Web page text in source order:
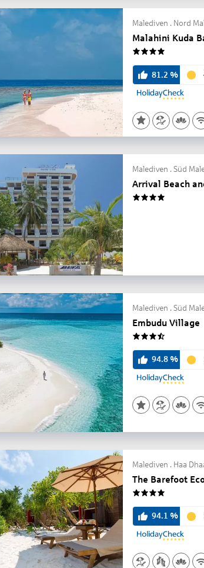
Malediven . Nord
Malahini Kuda
81.2 %
Malediven . Süd
Arrival Beach
Malediven . Süd
Embudu Village
94.8%
Malediven . Haa
The Barefoot
94.1 %